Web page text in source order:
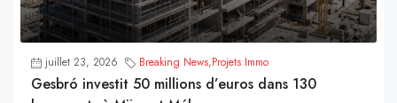
juillet 23, 2026 Breaking News,Projets Immo
Gesbró investit 50 millions d’euros dans 130